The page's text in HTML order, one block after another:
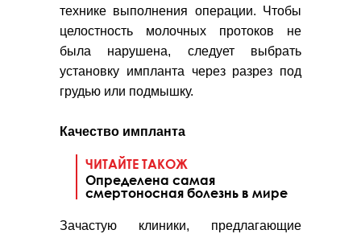
технике выполнения операции. Чтобы
целостность молочных протоков не
была нарушена, следует выбрать
установку импланта через разрез под
грудью или подмышку.
Качество импланта
ЧИТАЙТЕ ТАКОЖ
Определена самая
смертоносная болезнь в мире
Зачастую клиники, предлагающие